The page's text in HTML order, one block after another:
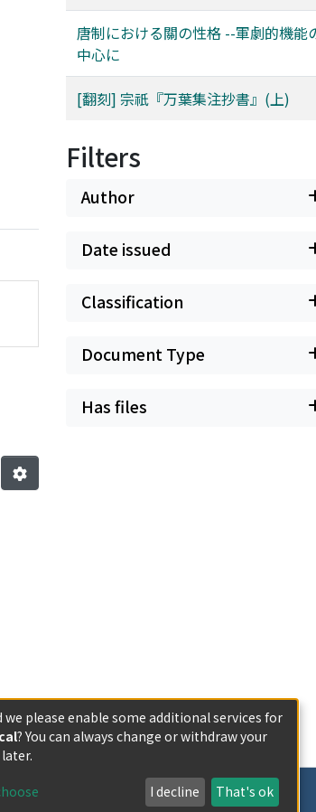
唐制における關の性格 --軍劇的機能
中心に
[翻刻] 宗祇『万葉集注抄書』(上)
Filters
Author
Date issued
Classification
Document Type
Has files
we please enable some additional services for
? You can always change or withdraw your
I decline That's ok